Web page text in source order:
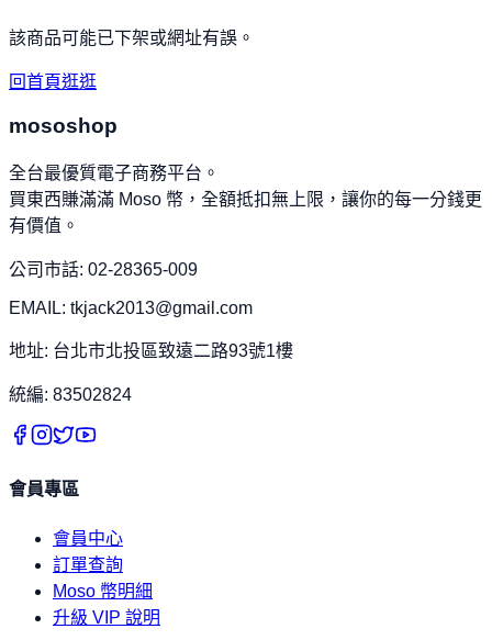
該商品可能已下架或網址有誤。
回首頁逛逛
mososhop
全台最優質電子商務平台。
買東西賺滿滿 Moso 幣，全額抵扣無上限，讓你的每一分錢更
有價值。
公司市話: 02-28365-009
EMAIL: tkjack2013@gmail.com
地址: 台北市北投區致遠二路93號1樓
統編: 83502824
會員專區
會員中心
訂單查詢
Moso 幣明細
升級 VIP 說明